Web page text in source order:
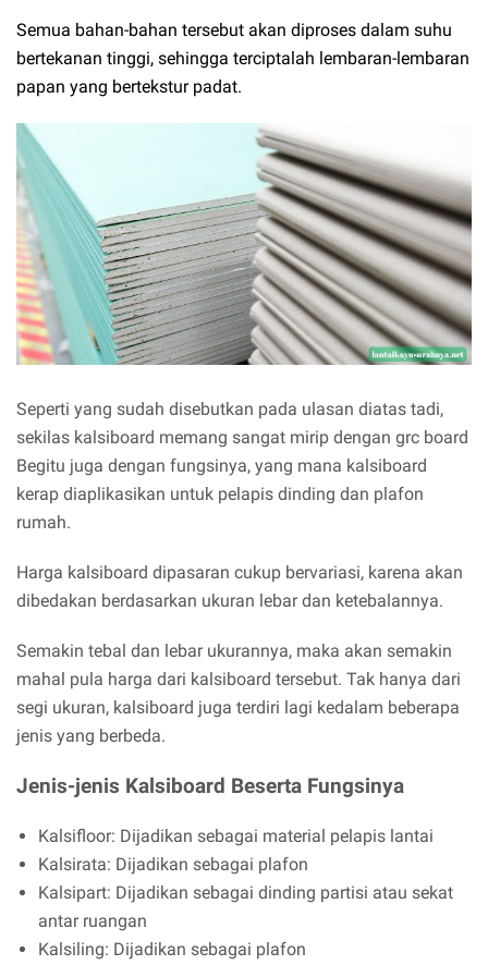
Semua bahan-bahan tersebut akan diproses dalam suhu
bertekanan tinggi, sehingga terciptalah lembaran-lembaran
papan yang bertekstur padat.
Seperti yang sudah disebutkan pada ulasan diatas tadi,
sekilas kalsiboard memang sangat mirip dengan grc board
Begitu juga dengan fungsinya, yang mana kalsiboard
kerap diaplikasikan untuk pelapis dinding dan plafon
rumah.
Harga kalsiboard dipasaran cukup bervariasi, karena akan
dibedakan berdasarkan ukuran lebar dan ketebalannya.
Semakin tebal dan lebar ukurannya, maka akan semakin
mahal pula harga dari kalsiboard tersebut. Tak hanya dari
segi ukuran, kalsiboard juga terdiri lagi kedalam beberapa
jenis yang berbeda.
Jenis-jenis Kalsiboard Beserta Fungsinya
Kalsifloor: Dijadikan sebagai material pelapis lantai
Kalsirata: Dijadikan sebagai plafon
Kalsipart: Dijadikan sebagai dinding partisi atau sekat
antar ruangan
Kalsiling: Dijadikan sebagai plafon